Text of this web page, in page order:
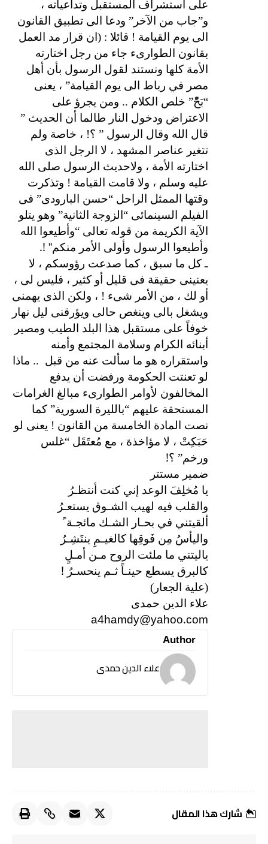
على استشراف المستقبل وتداعياته ،
و”جاب من الآخر” ودعا الى تطبيق القانون
الى يوم القيامة ! قائلا : (ان قرار مد العمل
بقانون الطوارىء جاء من رجل اختارته
الأمة كلها ونستند لقول الرسول بأن أهل
مصر في رباط الى يوم القيامة” ، يعنى
“بَحّْ” خلص الكلام .. ومن يجرؤ على
الاعتراض ودخول النار طالما أن الحديث ”
قال الله وقال الرسول ” ؟! ، خاصة ولم
تتغير عناصر المشهد ، لا الرجل الذى
اختارته الأمة ، ولاحديث الرسول صلى الله
عليه وسلم ، ولا قامت القيامة ! وتذكرت
وقتها الممثل الراحل “حسن البارودى” فى
الفيلم السينمائى “الزوجة الثانية” وهو يتلو
الآية الكريمة من قوله تعالى “وأطيعوا الله
وأطيعوا الرسول وأولى الأمر منكم” !.
ـ كل ما سبق ، كما صدعت رؤوسكم ، لا
يعنينى حقيقة فى قليل أو كثير ، فليس لى ،
أو لك ، من الأمر شىء ! ، ولكن الذى يهمنى
ويشغل بالى وينغص حالى ويؤرقنى ليل نهار
خوفاً على مستقبل هذا البلد الطيب ومصير
أبنائه الكرام وسلامة المجتمع وأمنه
واستقراره هو ما سألت عنه من قبل .. ماذا
لو تعنتت الحكومة ورفضت أن يدفع
المخالفون لأوامر الطوارىء مبالغ الغرامات
المستحقة عليهم “بالليرة السورية” كما
نصت المادة الخامسة من القانون ! يعنى لو
حَبَكِتْ ، لا مؤاخذة ، مع مُعتَقَل “غلس
ورخم” ؟!
ضمير مستتر
يا مُخلِفَ الوعد إني كنت أنتظـرُ
والقلب فيه لهيب الشـوق يستعـرُ
ألقيتني في بحـار الشـك مائجـة ً
واليأسُ مِن فَوقِها كالغيـمِ ينتَشِـرُ
ياليتني ما ملئت الروح مـن أمـلٍ
كالبرق يسطع حينـاً ثـم ينحسـرُ!
(علية الجعار)
علاء الدين حمدى
a4hamdy@yahoo.com
Author
علاء الدين حمدى
شارك هذا المقال